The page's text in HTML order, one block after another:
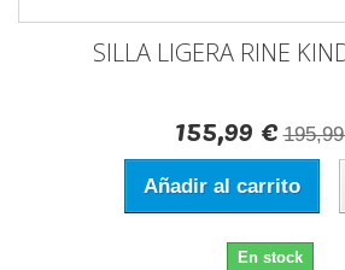
SILLA LIGERA RINE
155,99 €
Añadir al carrito
En stock